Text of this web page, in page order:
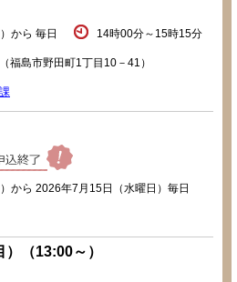
から 毎日 14時00分～15時15分
島市野田町1丁目10－41）
から 2026年7月15日（水曜日）毎日
（13:00～）